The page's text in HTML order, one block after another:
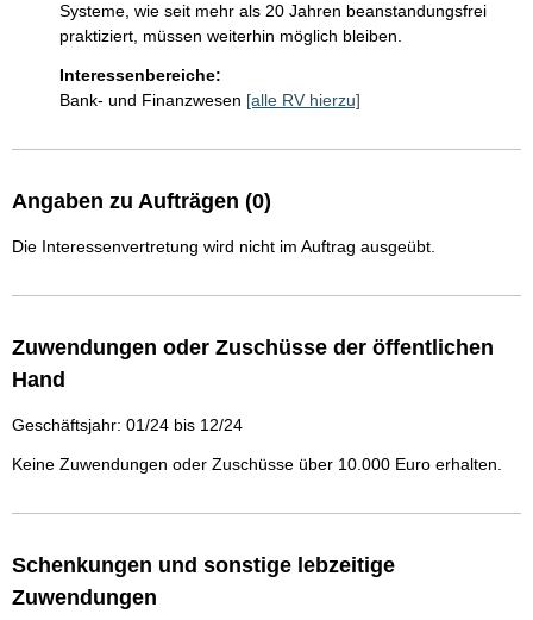
Systeme, wie seit mehr als 20 Jahren beanstandungsfrei
praktiziert, müssen weiterhin möglich bleiben.
Interessenbereiche:
Bank- und Finanzwesen [alle RV hierzu]
Angaben zu Aufträgen (0)
Die Interessenvertretung wird nicht im Auftrag ausgeübt.
Zuwendungen oder Zuschüsse der öffentlichen
Hand
Geschäftsjahr: 01/24 bis 12/24
Keine Zuwendungen oder Zuschüsse über 10.000 Euro erhalten.
Schenkungen und sonstige lebzeitige
Zuwendungen